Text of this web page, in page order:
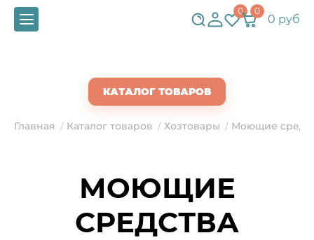
0 0
0 руб
КАТАЛОГ ТОВАРОВ
Главная / Каталог товаров / Хозтовары / Моющие
МОЮЩИЕ
СРЕДСТВА